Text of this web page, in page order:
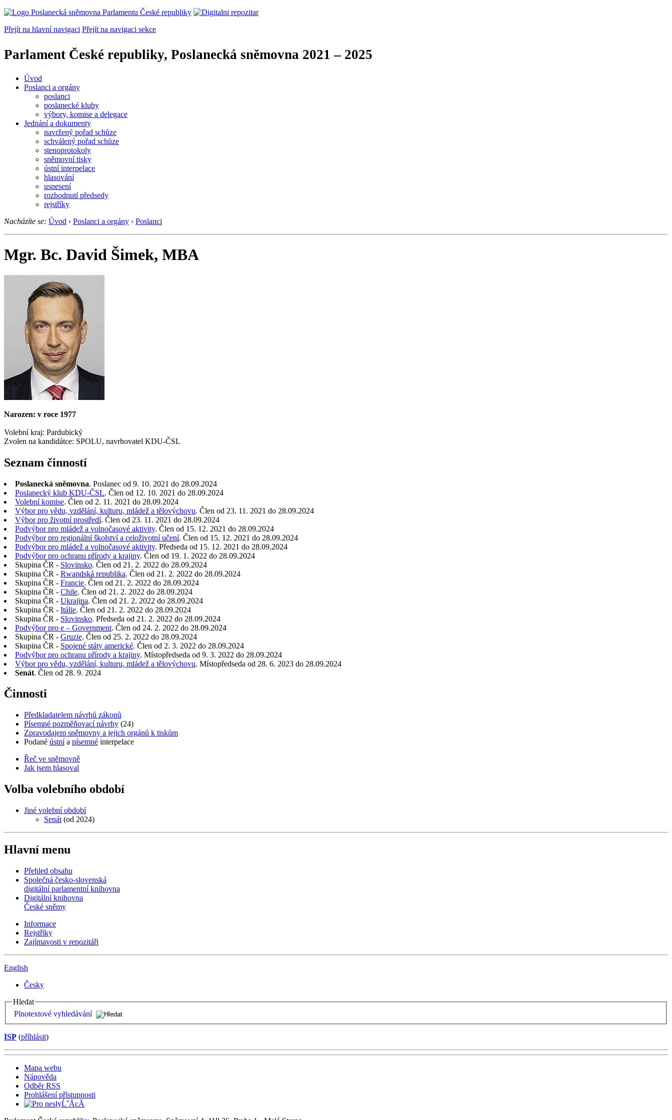
Přejít na hlavní navigaci Přejít na navigaci sekce
Parlament České republiky, Poslanecká sněmovna 2021 – 2025
Úvod
Poslanci a orgány
poslanci
poslanecké kluby
výbory, komise a delegace
Jednání a dokumenty
navržený pořad schůze
schválený pořad schůze
stenoprotokoly
sněmovní tisky
ústní interpelace
hlasování
usnesení
rozhodnutí předsedy
rejstříky
Nacházíte se: Úvod › Poslanci a orgány › Poslanci
Mgr. Bc. David Šimek, MBA
Narozen: v roce 1977
Volební kraj: Pardubický
Zvolen na kandidátce: SPOLU, navrhovatel KDU-ČSL
Seznam činností
Poslanecká sněmovna. Poslanec od 9. 10. 2021 do 28.09.2024
Poslanecký klub KDU-ČSL. Člen od 12. 10. 2021 do 28.09.2024
Volební komise. Člen od 2. 11. 2021 do 28.09.2024
Výbor pro vědu, vzdělání, kulturu, mládež a tělovýchovu. Člen od 23. 11. 2021 do 28.09.2024
Výbor pro životní prostředí. Člen od 23. 11. 2021 do 28.09.2024
Podvýbor pro mládež a volnočasové aktivity. Člen od 15. 12. 2021 do 28.09.2024
Podvýbor pro regionální školství a celoživotní učení. Člen od 15. 12. 2021 do 28.09.2024
Podvýbor pro mládež a volnočasové aktivity. Předseda od 15. 12. 2021 do 28.09.2024
Podvýbor pro ochranu přírody a krajiny. Člen od 19. 1. 2022 do 28.09.2024
Skupina ČR - Slovinsko. Člen od 21. 2. 2022 do 28.09.2024
Skupina ČR - Rwandská republika. Člen od 21. 2. 2022 do 28.09.2024
Skupina ČR - Francie. Člen od 21. 2. 2022 do 28.09.2024
Skupina ČR - Chile. Člen od 21. 2. 2022 do 28.09.2024
Skupina ČR - Ukrajina. Člen od 21. 2. 2022 do 28.09.2024
Skupina ČR - Itálie. Člen od 21. 2. 2022 do 28.09.2024
Skupina ČR - Slovinsko. Předseda od 21. 2. 2022 do 28.09.2024
Podvýbor pro e – Government. Člen od 24. 2. 2022 do 28.09.2024
Skupina ČR - Gruzie. Člen od 25. 2. 2022 do 28.09.2024
Skupina ČR - Spojené státy americké. Člen od 2. 3. 2022 do 28.09.2024
Podvýbor pro ochranu přírody a krajiny. Místopředseda od 9. 3. 2022 do 28.09.2024
Výbor pro vědu, vzdělání, kulturu, mládež a tělovýchovu. Místopředseda od 28. 6. 2023 do 28.09.2024
Senát. Člen od 28. 9. 2024
Činnosti
Předkladatelem návrhů zákonů
Písemné pozměňovací návrhy (24)
Zpravodajem sněmovny a jejich orgánů k tiskům
Podané ústnía písemné interpelace
Řeč ve sněmovně
Jak jsem hlasoval
Volba volebního období
Jiné volební období
Senát (od 2024)
Hlavní menu
Přehled obsahu
Společná česko-slovenská
digitální parlamentní knihovna
Digitální knihovna
České sněmy
Informace
Rejstříky
Zajímavosti v repozitáři
English
Česky
Hledat
Plnotextové vyhledávání
ISP (příhlásit)
Mapa webu
Nápověda
Odběr RSS
Prohlášení přístupnosti